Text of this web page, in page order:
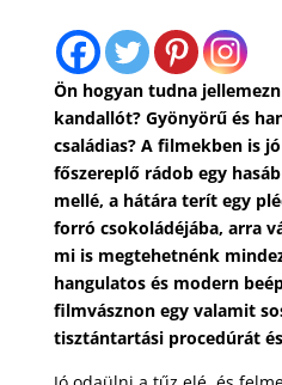
Ön hogyan tudna
kandallót? Gyönyörű és
családias? A filmekben is
főszereplő rádob egy
mellé, a hátára terít egy
forró csokoládéjába, arra
mi is megtehetnénk
hangulatos és modern
filmvásznon egy valamit
tisztántartási procedúrát